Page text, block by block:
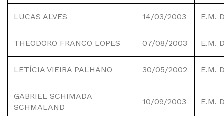
LUCAS ALVES 14/03/2003 E.M.
THEODORO FRANCO LOPES 07/08/2003 E.M.
LETÍCIA VIEIRA PALHANO 30/05/2002 E.M.
GABRIEL SCHIMADA
SCHMALAND
10/09/2003 E.M.